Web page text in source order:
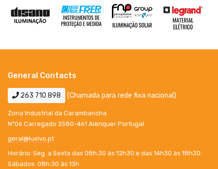
General Contacts
263 710 898 (Chamada para rede fixa nacional)
Zona Industrial da Carambancha
Nº06 Carregado 2580-461 Alenquer Portugal
geral@luxivo.pt
Horário: Seg. a Sexta das 08h:30 às 12h30 e das 14h30 às 18h30.
Sábados: 08h:30 ás 13h